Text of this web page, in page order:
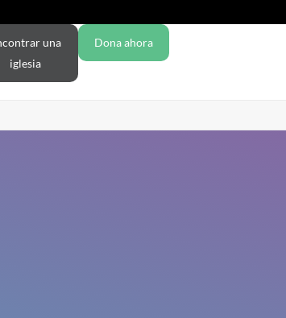
una
iglesia
Dona ahora